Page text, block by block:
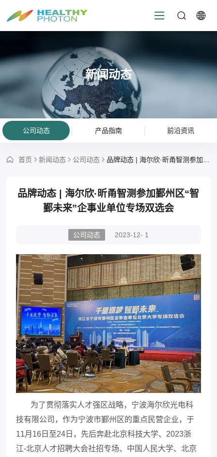
新闻动态
公司动态 产品指南 前沿资讯
首页 新闻动态 公司动态 品牌动态 | 海尔欣·昕甬智测参加鄞州区“智鄞未来”企事业单位专场双选会
品牌动态 | 海尔欣·昕甬智测参加鄞州区“智
鄞未来”企事业单位专场双选会
公司动态 2023-12- 1
为了贯彻落实人才强区战略，宁波海尔欣光电科
技有限公司，作为宁波市鄞州区的重点民营企业，于
11月16日至24日，先后奔赴北京科技大学、2023浙
江-北京人才招聘大会社招专场、中国人民大学、北京